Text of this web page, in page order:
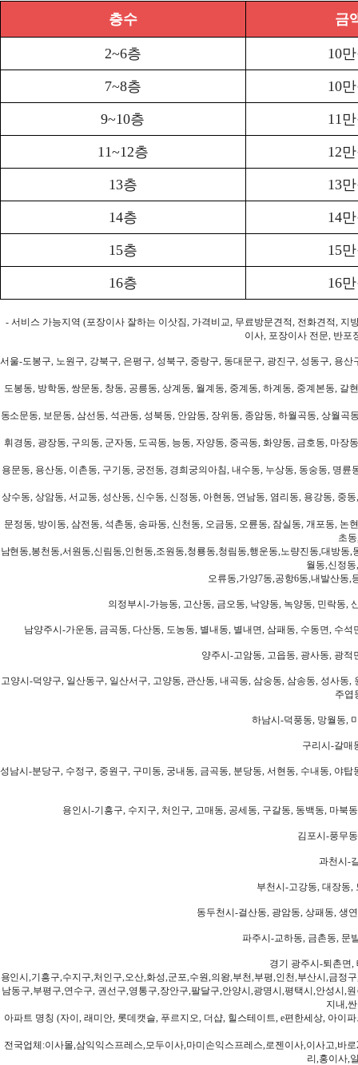
층수 금
2~6층 10
7~8층 10
9~10층 11
11~12층 12
13층 13
14층 14
15층 15
16층 16
- 서비스 가능지역 (포장이사 잘하는 이삿짐, 가격비교, 무료방문견적, 전화견적,
이사, 포장이사 전문, 반포
서울-도봉구, 노원구, 강북구, 은평구, 성북구, 중랑구, 동대문구, 광진구, 성동구, 용
도봉동, 방학동, 쌍문동, 창동, 공릉동, 상계동, 월계동, 중계동, 하계동, 중계본동,
동소문동, 보문동, 삼선동, 석관동, 성북동, 안암동, 장위동, 종암동, 하월곡동, 상월
휘경동, 광장동, 구의동, 군자동, 도곡동, 능동, 자양동, 중곡동, 화양동, 금호동, 마
용문동, 용산동, 이촌동, 구기동, 궁전동, 경희궁의아침, 내수동, 누상동, 동숭동, 명
상수동, 상암동, 서교동, 성산동, 신수동, 신정동, 아현동, 연남동, 염리동, 용강동, 중
문정동, 방이동, 삼전동, 석촌동, 송파동, 신천동, 오금동, 오륜동, 잠실동, 개포동,
초
남현동,봉천동,서원동,신림동,인헌동,조원동,청룡동,청림동,행운동,노량진동,대방
월동,신정
오류동,가양7동,공항6동,내발산동,
의정부시-가능동, 고산동, 금오동, 낙양동, 녹양동, 민락동,
남양주시-가운동, 금곡동, 다산동, 도농동, 별내동, 별내면, 삼패동, 수동면, 수
양주시-고암동, 고읍동, 광사동, 광
고양시-덕양구, 일산동구, 일산서구, 고양동, 관산동, 내곡동, 삼숭동, 삼송동, 성사
주엽
하남시-덕풍동, 망월동,
구리시-갈매
성남시-분당구, 수정구, 중원구, 구미동, 궁내동, 금곡동, 분당동, 서현동, 수내동, 야
용인시-기흥구, 수지구, 처인구, 고매동, 공세동, 구갈동, 동백동, 마북
김포시-풍무
과천시-
부천시-고강동, 대장동,
동두천시-걸산동, 광암동, 상패동, 생
파주시-교하동, 금촌동, 문
경기 광주시-퇴촌면,
용인시,기흥구,수지구,처인구,오산,화성,군포,수원,의왕,부천,부평,인천,부산시,금
남동구,부평구,연수구, 권선구,영통구,장안구,팔달구,안양시,광명시,평택시,안성시,
지내,
아파트 명칭 (자이, 래미안, 롯데캣슬, 푸르지오, 더샵, 힐스테이트, e편한세상, 아이
전국업체:이사몰,삼익익스프레스,모두이사,마미손익스프레스,로젠이사,이사고,바
리,홍이사,